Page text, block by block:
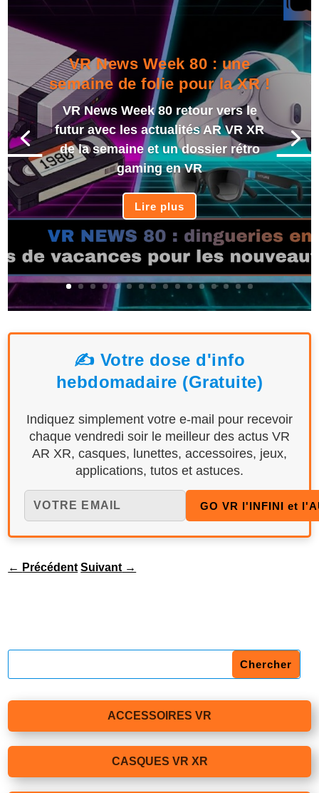
VR News Week 80 : une
semaine de folie pour la XR !
VR News Week 80 retour vers le
futur avec les actualités AR VR XR
de la semaine et un dossier rétro
gaming en VR
Lire plus
✍️ Votre dose d'info
hebdomadaire (Gratuite)
Indiquez simplement votre e-mail pour recevoir
chaque vendredi soir le meilleur des actus VR
AR XR, casques, lunettes, accessoires, jeux,
applications, tutos et astuces.
← Précédent Suivant→
ACCESSOIRES VR
CASQUES VR XR